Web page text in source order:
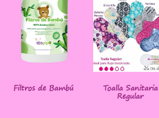
Filtros de Bambú Toalla Sanitaria
Regular